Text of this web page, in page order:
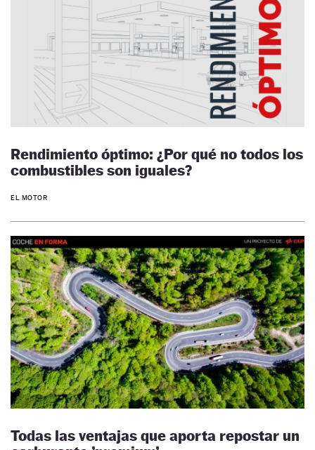
Rendimiento óptimo: ¿Por qué no todos los
combustibles son iguales?
EL MOTOR
Todas las ventajas que aporta repostar un